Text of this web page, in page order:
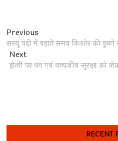
Post
navigation
Previous
post:
सरयू नदी में नहाते समय किशोर की डूबने
NextNext
post:
होली पर वन एवं वन्यजीव सुरक्षा को
RECENT